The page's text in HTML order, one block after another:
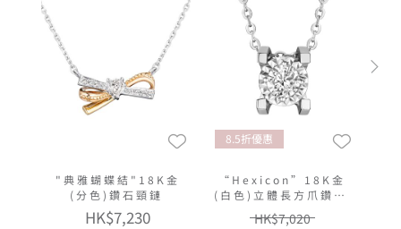
"典雅蝴蝶結"18K金
(分色)鑽石頸鏈
HK$7,230
8.5折優惠
“Hexicon”18K金
(白色)立體長方爪鑽石
頸鏈(放閃車花工藝)
HK$7,020